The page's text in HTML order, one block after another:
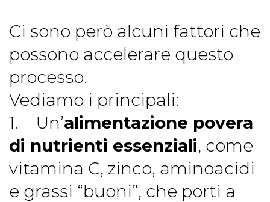
Ci sono però alcuni fattori che
possono accelerare questo
processo.
Vediamo i principali:
1. Un’alimentazione povera
di nutrienti essenziali, come
vitamina C, zinco, aminoacidi
e grassi “buoni”, che porti a